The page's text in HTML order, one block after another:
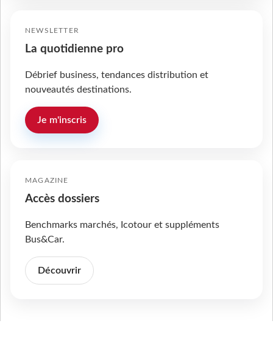
NEWSLETTER
La quotidienne pro
Débrief business, tendances distribution et
nouveautés destinations.
Je m'inscris
MAGAZINE
Accès dossiers
Benchmarks marchés, Icotour et suppléments
Bus&Car.
Découvrir